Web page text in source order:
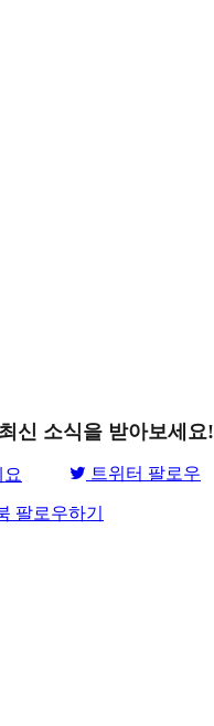
신 소식을 받아보세요!
트위터 팔로우
팔로우하기